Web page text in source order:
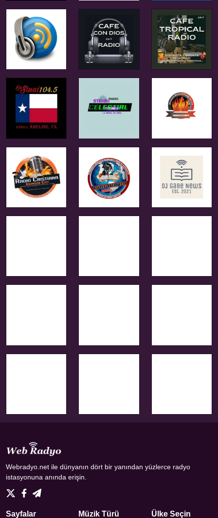
Webradyo.net ile dünyanın dört bir yanından yüzlerce radyo
istasyonuna anında erişin.
Sayfalar Müzik Türü Ülke Seçin